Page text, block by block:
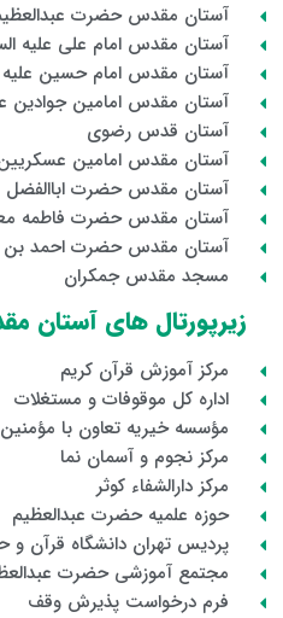
آستان مقدس حضرت عبدالعظیم
آستان مقدس امام علی علیه
آستان مقدس امام حسین علیه
آستان مقدس امامین جوادین
آستان قدس رضوی
آستان مقدس امامین عسکریین
آستان مقدس حضرت اباالفضل
آستان مقدس حضرت فاطمه
آستان مقدس حضرت احمد بن
مسجد مقدس جمکران
زیرپورتال های آستان
مرکز آموزش قرآن کریم
اداره کل موقوفات و مستغلات
مؤسسه خیریه تعاون با مؤمنین
مرکز نجوم و آسمان نما
مرکز دارالشفاء کوثر
حوزه علمیه حضرت عبدالعظیم
پردیس تهران دانشگاه قرآن و
مجتمع آموزشی حضرت
فرم درخواست پذیرش وقف